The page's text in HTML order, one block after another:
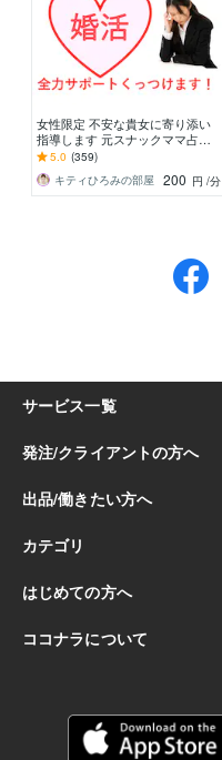
女性限定 不安な貴女に寄り添い
指導します 元スナックママ占い
師が貴女に寄り添いお相手とくっ
つけます！
5.0 (359)
キティひろみの部屋
200 円 /分